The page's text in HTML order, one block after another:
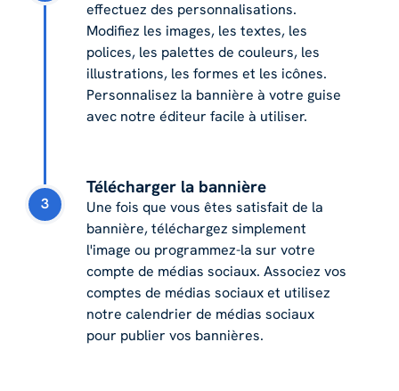
effectuez des personnalisations.
Modifiez les images, les textes, les
polices, les palettes de couleurs, les
illustrations, les formes et les icônes.
Personnalisez la bannière à votre guise
avec notre éditeur facile à utiliser.
3
Télécharger la bannière
Une fois que vous êtes satisfait de la
bannière, téléchargez simplement
l'image ou programmez-la sur votre
compte de médias sociaux. Associez vos
comptes de médias sociaux et utilisez
notre calendrier de médias sociaux
pour publier vos bannières.